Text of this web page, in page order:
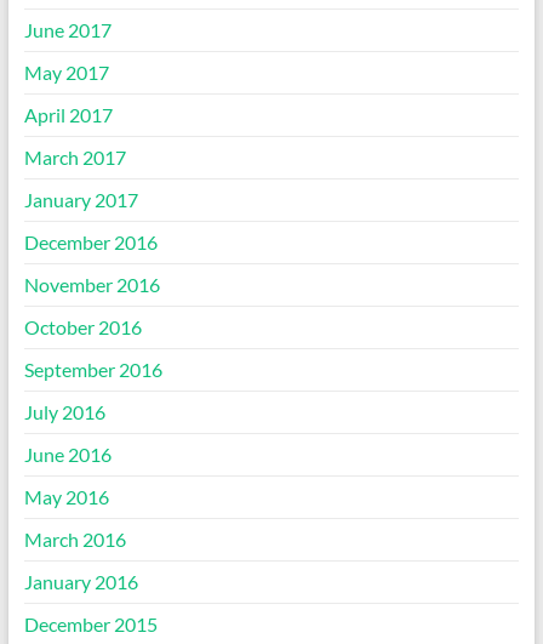
June 2017
May 2017
April 2017
March 2017
January 2017
December 2016
November 2016
October 2016
September 2016
July 2016
June 2016
May 2016
March 2016
January 2016
December 2015